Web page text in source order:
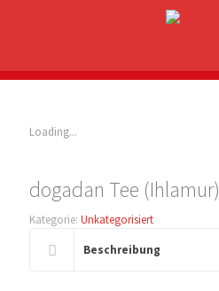
Loading...
dogadan Tee (Ihlamur)
Kategorie: Unkategorisiert
Beschreibung